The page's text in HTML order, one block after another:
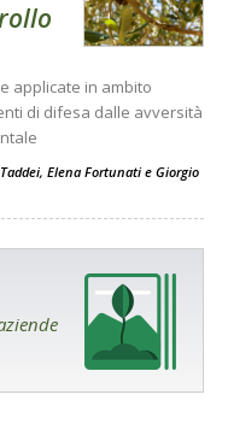
applicate in ambito
di difesa dalle avversità
, Elena Fortunati e Giorgio